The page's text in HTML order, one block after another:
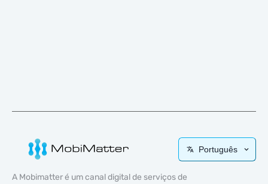
Português
A Mobimatter é um canal digital de serviços de